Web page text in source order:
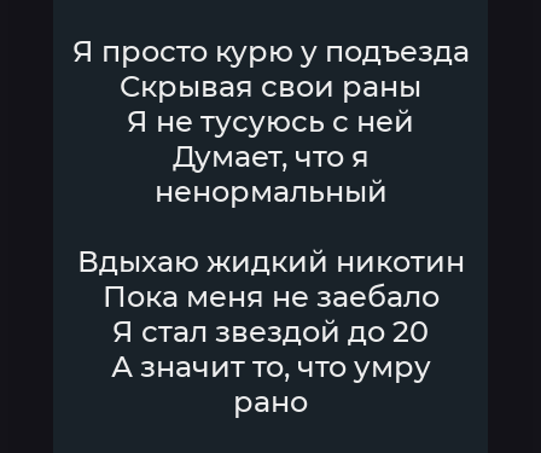
Я просто курю у подъезда
Скрывая свои раны
Я не тусуюсь с ней
Думает, что я
ненормальный
Вдыхаю жидкий никотин
Пока меня не заебало
Я стал звездой до 20
А значит то, что умру
рано